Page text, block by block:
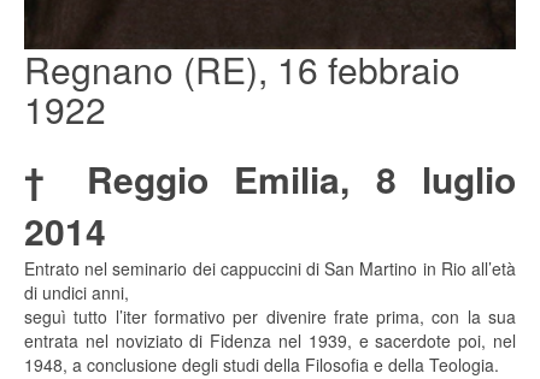
Regnano (RE), 16 febbraio
1922
† Reggio Emilia, 8 luglio
2014
Entrato nel seminario dei cappuccini di San Martino in Rio all’età
di undici anni,
seguì tutto l’iter formativo per divenire frate prima, con la sua
entrata nel noviziato di Fidenza nel 1939, e sacerdote poi, nel
1948, a conclusione degli studi della Filosofia e della Teologia.